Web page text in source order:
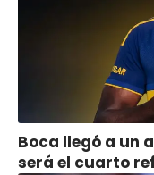
Boca llegó a un
será el cuarto